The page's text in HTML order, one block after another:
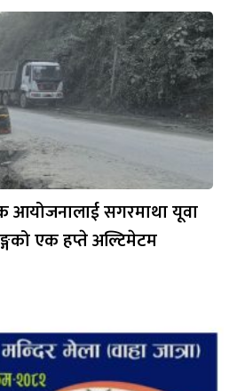
सगरमाथा यूवा
एक हप्ते अल्टिमेटम